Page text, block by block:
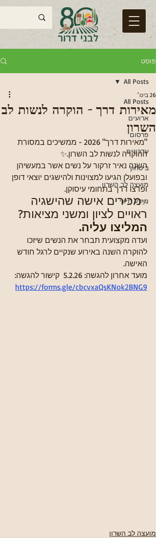
פוסט
All Posts
ארועים
פרסום
עדכונים
ביטחון
מועצה לב השרון
מידע חיוני
All Posts
מאירות דרך - הוקרה לנשות לב
השרון
26 בינו׳
"מאירות דרך" 2026 - ממשיכים במסורת
ההוקרה לנשות לב השרון.✨
השנה נאיר זרקור על נשים אשר במעשיהן
ובפועלן הגיעו למצוינות ולהישגים יוצאי דופן
ופרצו דרך בתחומי עיסוקן.
✨מכירים אישה שהישגיה
ראויים לציון ומשני מציאות?
המליצו עליה.
ועדה מקצועית תבחר את הנשים שיזכו
להוקרה השנה באירוע שנקיים לרגל חודש
האישה.
מועד אחרון להגשה: 5.2.26  קישור להגשה:
https://forms.gle/cbcvxaQsKNok2BNG9
מועצה לב השרון